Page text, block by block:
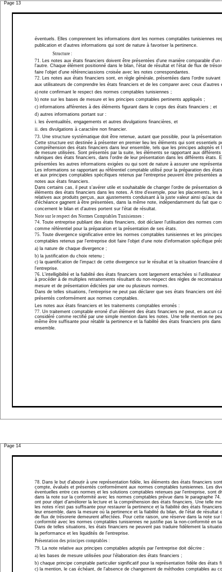
Page 13
éventuels. Elles comprennent les informations dont les normes comptables tunisiennes
publication et d'autres informations qui sont de nature à favoriser la pertinence.
Structure :
71. Les notes aux états financiers doivent être présentées d'une manière comparable d'un
l'autre. Chaque élément positionné dans le bilan, l'état de résultat et l'état de flux de
faire l'objet d'une référenciassions croisée avec les notes correspondantes.
72. Les notes aux états financiers sont, en règle générale, présentées dans l'ordre suivant
aux utilisateurs de comprendre les états financiers et de les comparer avec ceux d’autres
a) note confirmant le respect des normes comptables tunisiennes ;
b) note sur les bases de mesure et les principes comptables pertinents appliqués ;
c) informations afférentes à des éléments figurant dans le corps des états financiers ; et
d) autres informations portant sur :
i. les éventualités, engagements et autres divulgations financières, et
ii. des divulgations à caractère non financier.
73. Une structure systématique doit être retenue, autant que possible, pour la
Cette structure est destinée à présenter en premier lieu les éléments qui sont essentiels
compréhension des états financiers dans leur ensemble, tels que les principes adoptés et
de mesure utilisées. Sont présentés par la suite, les éléments se rapportant aux
rubriques des états financiers, dans l'ordre de leur présentation dans les différents états.
présentées les autres informations exigées ou qui sont de nature à assurer une
Les informations se rapportant au référentiel comptable utilisé pour la préparation des
et aux principes comptables spécifiques retenus par l'entreprise peuvent être présentées
notes aux états financiers.
Dans certains cas, il peut s'avérer utile et souhaitable de changer l'ordre de présentation
éléments des états financiers dans les notes. A titre d'exemple, pour les placements, les
relatives aux produits perçus, aux ajustements conduisant à la juste valeur ainsi qu'aux
d'échéance gagnent à être présentées, dans la même note, indépendamment du fait que
concernent le bilan et d'autres portent sur l'état de résultat.
Note sur le respect des Normes Comptables Tunisiennes :
74. Toute entreprise publiant des états financiers, doit déclarer l'utilisation des normes
comme référentiel pour la préparation et la présentation de ses états.
75. Toute divergence significative entre les normes comptables tunisiennes et les principes
comptables retenus par l'entreprise doit faire l'objet d'une note d'information spécifique
a) la nature de chaque divergence ;
b) la justification du choix retenu ;
c) la quantification de l'impact de cette divergence sur le résultat et la situation financière
l'entreprise.
76. L'intelligibilité et la fiabilité des états financiers sont largement entachées si l'utilisateur
à procéder à de multiples retraitements résultant du non-respect des règles de
mesure et de présentation édictées par une ou plusieurs normes.
Dans de telles situations, l'entreprise ne peut pas déclarer que ses états financiers ont
présentés conformément aux normes comptables.
Les notes aux états financiers et les traitements comptables erronés :
77. Un traitement comptable erroné d'un élément des états financiers ne peut, en aucun
considéré comme rectifié par une simple mention dans les notes. Une telle mention ne
même être suffisante pour rétablir la pertinence et la fiabilité des états financiers pris dans
ensemble.
Page 14
78. Dans le but d'aboutir à une représentation fidèle, les éléments des états financiers
compte, évalués et présentés conformément aux normes comptables tunisiennes. Les
éventuelles entre ces normes et les solutions comptables retenues par l'entreprise, sont
dans la note sur la conformité avec les normes comptables prévue dans le paragraphe
ont pour objet d'améliorer la lecture et la compréhension des états financiers. Une telle
les notes n'est pas suffisante pour restaurer la pertinence et la fiabilité des états
leur ensemble, dans la mesure où la pertinence et la fiabilité du bilan, de l'état de résultat
de flux de trésorerie demeurent affectées. Pour cette raison, une réserve dans la note sur
conformité avec les normes comptables tunisiennes ne justifie pas la non-conformité en
Dans de telles situations, les états financiers ne peuvent pas traduire fidèlement la
la performance et les liquidités de l'entreprise.
Présentation des principes comptables :
79. La note relative aux principes comptables adoptés par l'entreprise doit décrire :
a) les bases de mesure utilisées pour l'élaboration des états financiers ;
b) chaque principe comptable particulier significatif pour la représentation fidèle des états
c) la mention, le cas échéant, de l'absence de changement de méthodes comptables au